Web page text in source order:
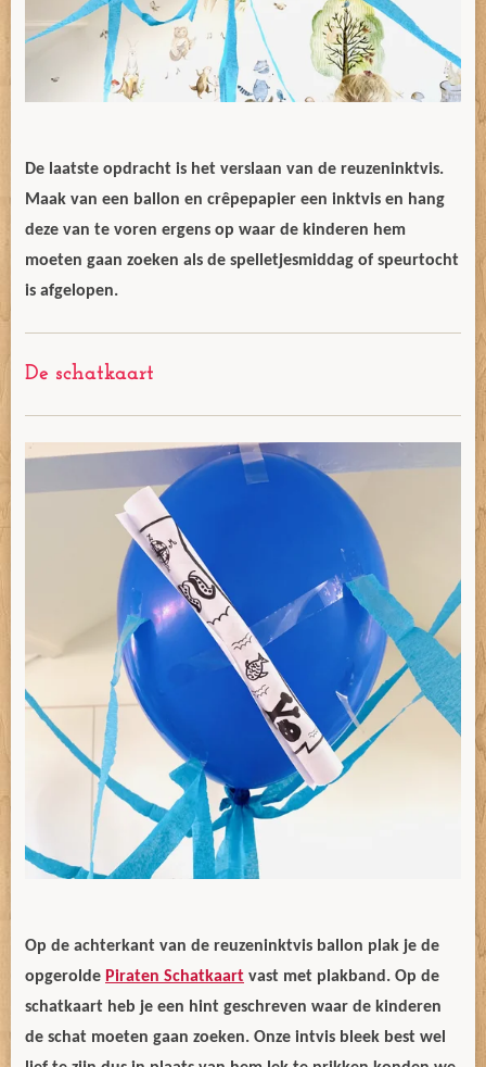
De laatste opdracht is het verslaan van de reuzeninktvis.
Maak van een ballon en crêpepapier een inktvis en hang
deze van te voren ergens op waar de kinderen hem
moeten gaan zoeken als de spelletjesmiddag of speurtocht
is afgelopen.
De schatkaart
Op de achterkant van de reuzeninktvis ballon plak je de
opgerolde Piraten Schatkaart vast met plakband. Op de
schatkaart heb je een hint geschreven waar de kinderen
de schat moeten gaan zoeken. Onze intvis bleek best wel